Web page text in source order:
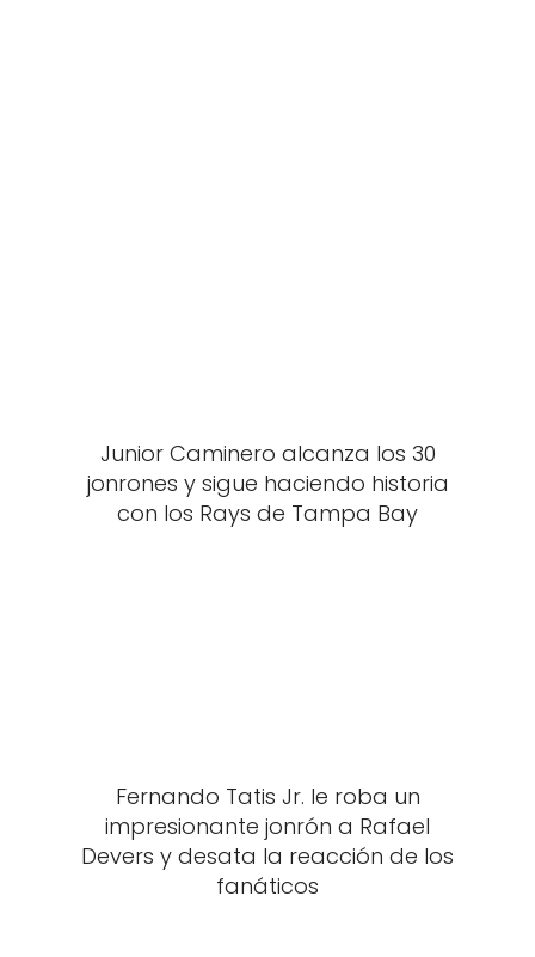
Junior Caminero alcanza los 30
jonrones y sigue haciendo historia
con los Rays de Tampa Bay
Fernando Tatis Jr. le roba un
impresionante jonrón a Rafael
Devers y desata la reacción de los
fanáticos